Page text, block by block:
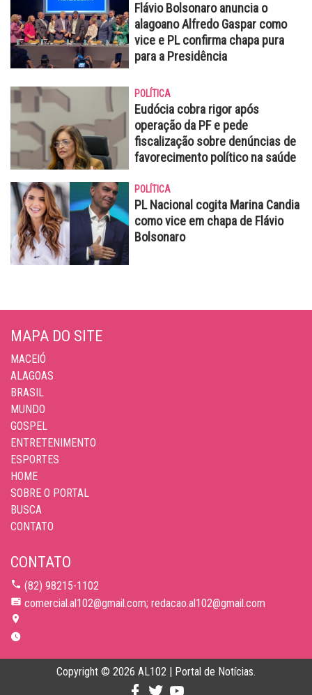
Flávio Bolsonaro anuncia o
alagoano Alfredo Gaspar como
vice e PL confirma chapa pura
para a Presidência
POLÍTICA
Eudócia cobra rigor após
operação da PF e pede
fiscalização sobre denúncias de
favorecimento político na saúde
POLÍTICA
PL Nacional cogita Marina Candia
como vice em chapa de Flávio
Bolsonaro
MAPA DO SITE
MACEIÓ
ALAGOAS
BRASIL
MUNDO
GOSPEL
ENTRETENIMENTO
ESPORTES
HOME
SOBRE O PORTAL
BUSCA
CONTATO
CONTATO
(82) 98215-1102
comercial.al102@gmail.com; redacao.al102@gmail.com
Copyright © 2026 AL102 | Portal de Notícias.